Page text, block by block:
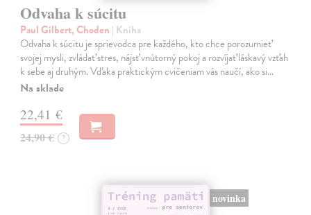
Odvaha k súcitu
Paul Gilbert, Choden | Kniha
Odvaha k súcitu je sprievodca pre každého, kto chce porozumieť
svojej mysli, zvládať stres, nájsť vnútorný pokoj a rozvíjať láskavý vzťah
k sebe aj druhým. Vďaka praktickým cvičeniam vás naučí, ako si…
Na sklade
22,41 €
24,90 € ?
novinka